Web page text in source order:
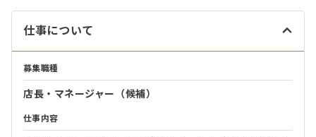
仕事について
募集職種
店長・マネージャー（候補）
仕事内容